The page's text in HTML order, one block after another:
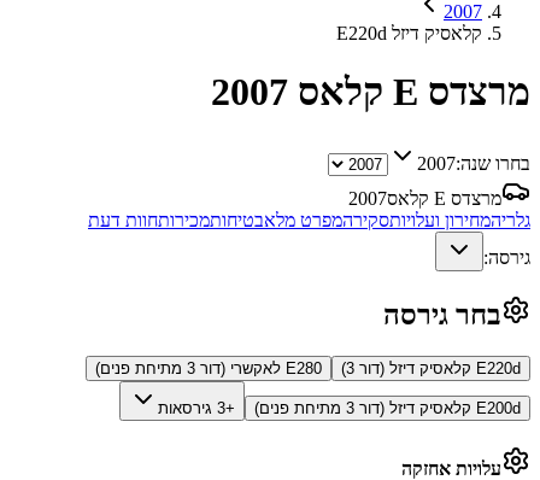
2007
E220d קלאסיק דיזל
מרצדס E קלאס 2007
בחרו שנה:2007
מרצדס E קלאס
2007
גלריהמחירון ועלויותסקירהמפרט מלאבטיחותמכירותחוות דעת
גירסה:
בחר גירסה
E220d קלאסיק דיזל (דור 3) E280 לאקשרי (דור 3 מתיחת פנים)
E200d קלאסיק דיזל (דור 3 מתיחת פנים) +3 גירסאות
עלויות אחזקה